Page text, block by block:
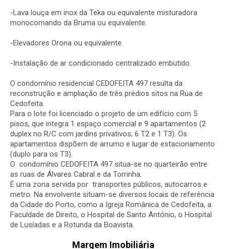
-Lava louça em inox da Teka ou equivalente misturadora
monocomando da Bruma ou equivalente.
-Elevadores Orona ou equivalente.
-Instalação de ar condicionado centralizado embutido.
O condomínio residencial CEDOFEITA 497 resulta da
reconstrução e ampliação de três prédios sitos na Rua de
Cedofeita.
Para o lote foi licenciado o projeto de um edifício com 5
pisos, que integra 1 espaço comercial e 9 apartamentos (2
duplex no R/C com jardins privativos; 6 T2 e 1 T3). Os
apartamentos dispõem de arrumo e lugar de estacionamento
(duplo para os T3).
O condomínio CEDOFEITA 497 situa-se no quarteirão entre
as ruas de Álvares Cabral e da Torrinha.
É uma zona servida por transportes públicos, autocarros e
metro. Na envolvente situam-se diversos locais de referência
da Cidade do Porto, como a Igreja Românica de Cedofeita, a
Faculdade de Direito, o Hospital de Santo António, o Hospital
de Lusíadas e a Rotunda da Boavista.
Margem Imobiliária